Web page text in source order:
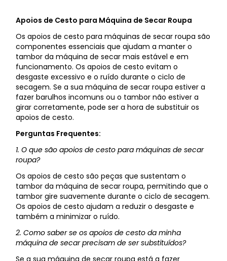
Apoios de Cesto para Máquina de Secar Roupa
Os apoios de cesto para máquinas de secar roupa são
componentes essenciais que ajudam a manter o
tambor da máquina de secar mais estável e em
funcionamento. Os apoios de cesto evitam o
desgaste excessivo e o ruído durante o ciclo de
secagem. Se a sua máquina de secar roupa estiver a
fazer barulhos incomuns ou o tambor não estiver a
girar corretamente, pode ser a hora de substituir os
apoios de cesto.
Perguntas Frequentes:
1. O que são apoios de cesto para máquinas de secar
roupa?
Os apoios de cesto são peças que sustentam o
tambor da máquina de secar roupa, permitindo que o
tambor gire suavemente durante o ciclo de secagem.
Os apoios de cesto ajudam a reduzir o desgaste e
também a minimizar o ruído.
2. Como saber se os apoios de cesto da minha
máquina de secar precisam de ser substituídos?